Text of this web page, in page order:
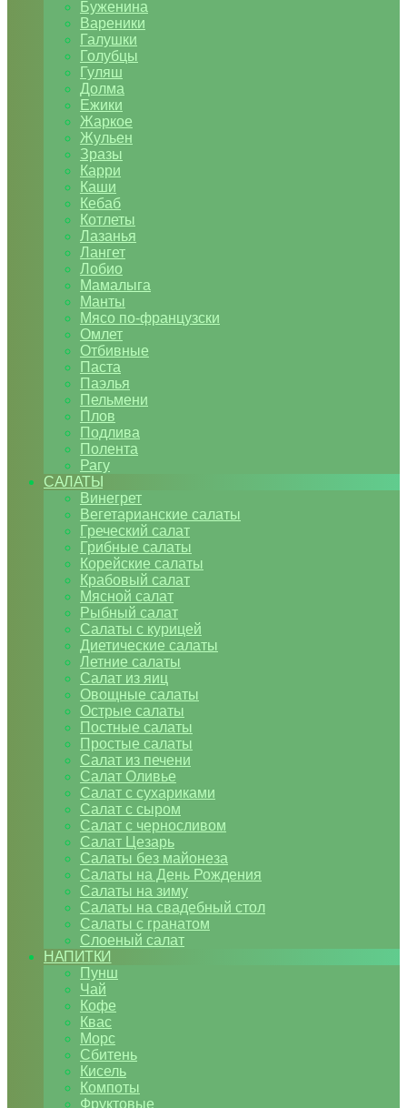
Буженина
Вареники
Галушки
Голубцы
Гуляш
Долма
Ежики
Жаркое
Жульен
Зразы
Карри
Каши
Кебаб
Котлеты
Лазанья
Лангет
Лобио
Мамалыга
Манты
Мясо по-французски
Омлет
Отбивные
Паста
Паэлья
Пельмени
Плов
Подлива
Полента
Рагу
САЛАТЫ
Винегрет
Вегетарианские салаты
Греческий салат
Грибные салаты
Корейские салаты
Крабовый салат
Мясной салат
Рыбный салат
Салаты с курицей
Диетические салаты
Летние салаты
Салат из яиц
Овощные салаты
Острые салаты
Постные салаты
Простые салаты
Салат из печени
Салат Оливье
Салат с сухариками
Салат с сыром
Салат с черносливом
Салат Цезарь
Салаты без майонеза
Салаты на День Рождения
Салаты на зиму
Салаты на свадебный стол
Салаты с гранатом
Слоеный салат
НАПИТКИ
Пунш
Чай
Кофе
Квас
Морс
Сбитень
Кисель
Компоты
Фруктовые